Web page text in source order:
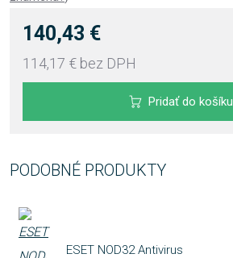
140,43 €
114,17 € bez DPH
Pridať do košíku
PODOBNÉ PRODUKTY
ESET NOD32 Antivirus